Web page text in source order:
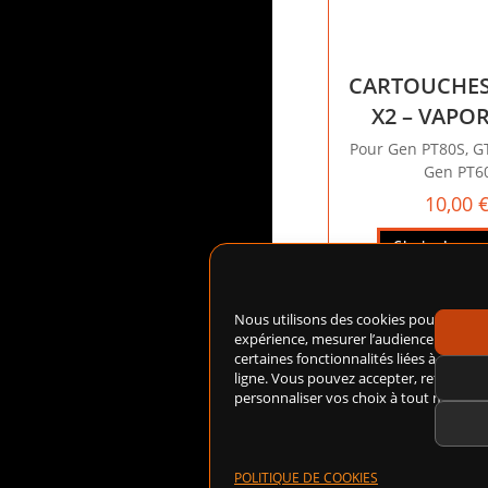
Nous utilisons des cookies pour
expérience, mesurer l’audience du site
certaines fonctionnalités liées à notre
ligne. Vous pouvez accepter, refuser ou
personnaliser vos choix à tout
POLITIQUE DE COOKIES
X2 –
Pour Gen PT80S,
Gen
10,00€
Choix des